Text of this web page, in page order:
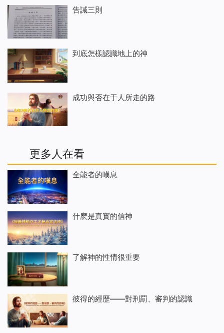
告誡三則
到底怎樣認識地上的神
成功與否在于人所走的路
更多人在看
全能者的嘆息
什麽是真實的信神
了解神的性情很重要
彼得的經歷——對刑罰、審判的認識